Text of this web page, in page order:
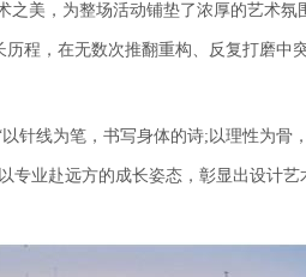
美，为整场活动铺垫了浓厚的艺术氛
程，在无数次推翻重构、反复打磨中
针线为笔，书写身体的诗;以理性为骨
业赴远方的成长姿态，彰显出设计艺